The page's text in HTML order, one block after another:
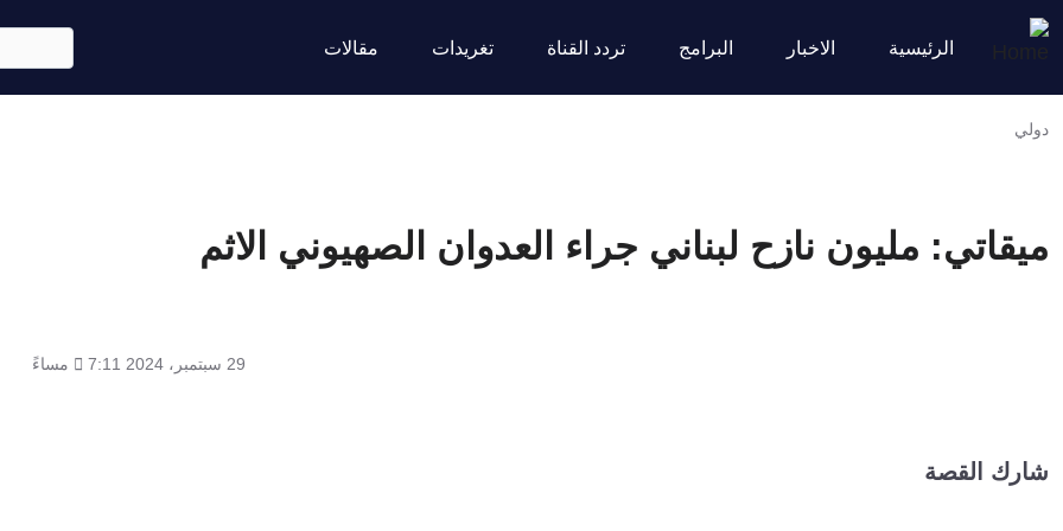
الرئيسية الاخبار البرامج تردد القناة تغريدات مقالات
دولي
ميقاتي: مليون نازح لبناني جراء العدوان الصهيوني الاثم
29 سبتمبر، 2024 7:11 مساءً
شارك القصة